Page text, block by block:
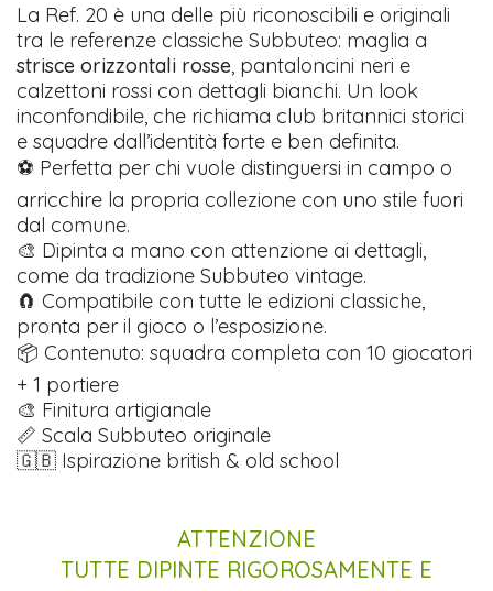
La Ref. 20 è una delle più riconoscibili e originali
tra le referenze classiche Subbuteo: maglia a
strisce orizzontali rosse, pantaloncini neri e
calzettoni rossi con dettagli bianchi. Un look
inconfondibile, che richiama club britannici storici
e squadre dall’identità forte e ben definita.
⚽ Perfetta per chi vuole distinguersi in campo o
arricchire la propria collezione con uno stile fuori
dal comune.
🎨 Dipinta a mano con attenzione ai dettagli,
come da tradizione Subbuteo vintage.
🧲 Compatibile con tutte le edizioni classiche,
pronta per il gioco o l’esposizione.
📦 Contenuto: squadra completa con 10 giocatori
+ 1 portiere
🎨 Finitura artigianale
📏 Scala Subbuteo originale
🇬🇧 Ispirazione british & old school
ATTENZIONE
TUTTE DIPINTE RIGOROSAMENTE E